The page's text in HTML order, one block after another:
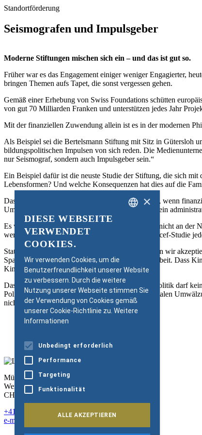
Standortförderung
Seismografen und Impulsgeber
Moderne Stiftungen mischen sich ein – und das ist gut so.
Früher war es das Engagement einiger weniger Engagierter,
bringen Themen aufs Tapet, die sonst vergessen gehen.
Gemäß einer Erhebung von Swiss Foundations schütten
von gut 70 Milliarden Franken und unterstützen jedes Jahr
Mit der finanziellen Zuwendung allein ist es in der modernen
Als Beispiel sei die Bertelsmann Stiftung mit Sitz in Gütersloh
bildungspolitischen Impulsen von sich reden. Die
nur Seismograf, sondern auch Impulsgeber sein.“
Ein Beispiel dafür ist die neuste Studie der Stiftung, die sich mit
Lebensformen? Und welche Konsequenzen hat dies auf die
Das Studie macht deutlich, wie folgenschwer es ist, wenn
Umständen keine Hilfe bekommt, weil sie nicht in ein
Es wäre darum angezeigt, gesetzliche Regelungen nicht an
werden – so wie dies in der Schweiz laut einer Unicef-Studie
Statt eine Normfamilie vor Augen zu haben, müssen wir
Spagat leisten zwischen Job, Haus- und Familienarbeit. Dass
Kinder einen Migrationshintergrund haben.
Das Fazit ist eindeutig: Eine zeitgemäße Familienpolitik darf
Politik hinkt damit nicht nur hinter einer fundamentalen
nicht sein.
Weiter zu Zeit-Online
Müller-Möhl Foundation
Weinplatz 10
CH-8001 Zürich
+41 43 344 66 75
e-mail@mm-foundation.org
×
DIESE WEBSEITE
VERWENDET
COOKIES.
Wir verwenden Cookies, um die
Benutzerfreundlichkeit unserer Website
zu verbessern. Durch die weitere
Nutzung unserer Webseite stimmen Sie
der Verwendung von Cookies gemäß
unserer Cookie-Richtlinie zu. Weitere
Informationen
Unbedingt erforderlich
Performance
Targeting
Funktionalität
ALLE AKZEPTIEREN